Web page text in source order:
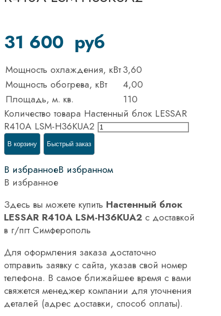
31 600 руб
Мощность охлаждения, кВт3,60
Мощность обогрева, кВт
4,00
Площадь, м. кв.
110
Количество товара Настенный блок LESSAR
R410A LSM-H36KUA2
В корзину Быстрый заказ
В избранноеВ избранном
В избранное
Здесь вы можете купить Настенный блок
LESSAR R410A LSM-H36KUA2 с доставкой
в г/пгт Симферополь
Для оформления заказа достаточно
отправить заявку с сайта, указав свой номер
телефона. В самое ближайшее время с вами
свяжется менеджер компании для уточнения
деталей (адрес доставки, способ оплаты).